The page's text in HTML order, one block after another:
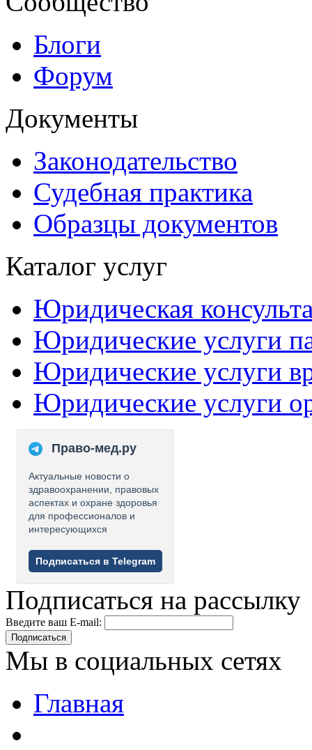
Блоги
Форум
Документы
Законодательство
Судебная практика
Образцы документов
Каталог услуг
Юридическая
Юридические услуги
Юридические услуги
Юридические услуги
Право-мед.ру
Актуальные новости о
здравоохранении, правовых
аспектах и охране здоровья
для профессионалов и
интересующихся
Подписаться в Telegram
Подписаться на рассылку
Введите ваш E-mail:
Подписаться
Мы в социальных сетях
Главная